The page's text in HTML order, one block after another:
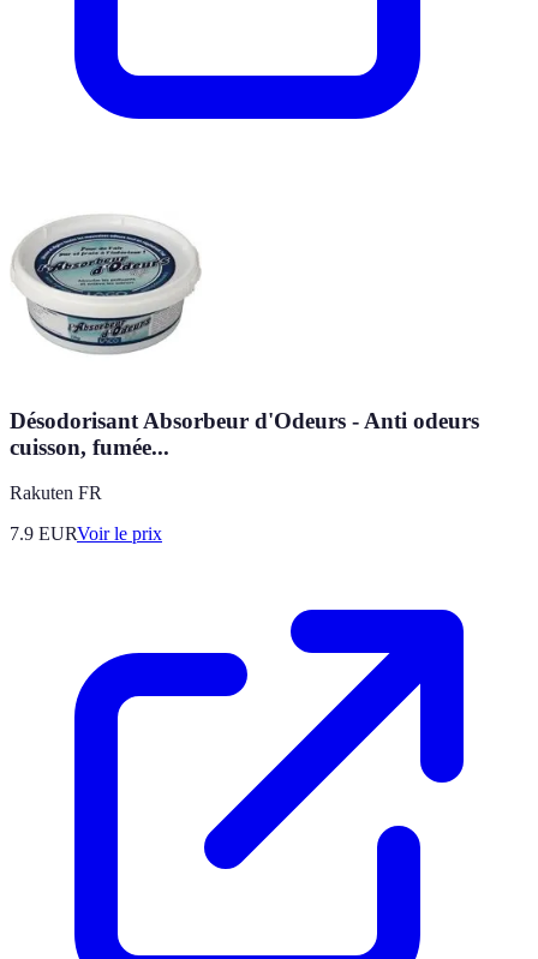
Désodorisant Absorbeur d'Odeurs - Anti odeurs
cuisson, fumée...
Rakuten FR
7.9 EURVoir le prix